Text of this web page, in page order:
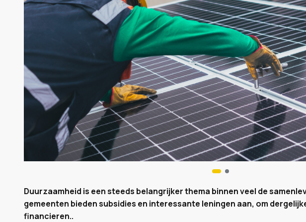
Duurzaamheid is een steeds belangrijker thema binnen veel de
gemeenten bieden subsidies en interessante leningen aan, om
financieren..